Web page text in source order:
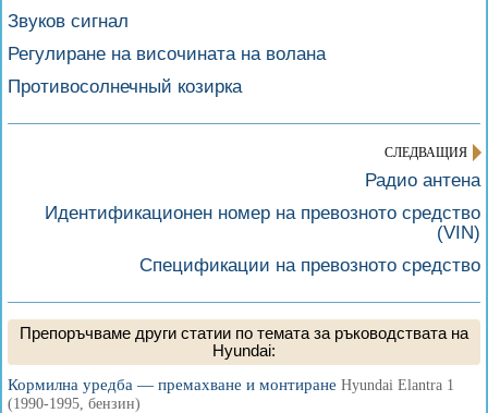
Звуков сигнал
Регулиране на височината на волана
Противосолнечный козирка
СЛЕДВАЩИЯ
Радио антена
Идентификационен номер на превозното средство
(VIN)
Спецификации на превозното средство
Препоръчваме други статии по темата за ръководствата на
Hyundai:
Кормилна уредба — премахване и монтиране Hyundai Elantra 1
(1990-1995, бензин)